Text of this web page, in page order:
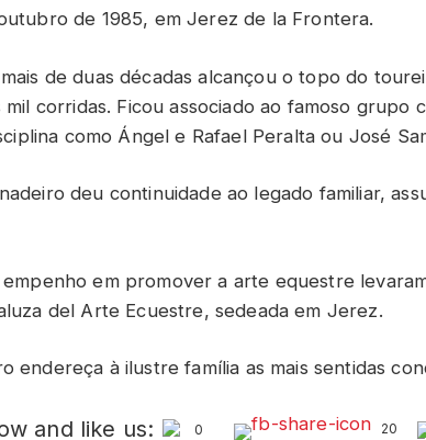
de 1985, em Jerez de la Frontera.
de duas décadas alcançou o topo do
mil corridas. Ficou associado ao famoso grupo
como Ángel e Rafael Peralta ou José
deu continuidade ao legado familiar,
em promover a arte equestre
del Arte Ecuestre, sedeada em Jerez.
endereça à ilustre família as mais sentidas
and like us: 0 20